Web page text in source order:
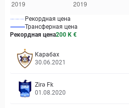
Рекордная цена
Трансферная цена
Рекордная цена200 K €
Карабах
30.06.2021
Zirə Fk
01.08.2020